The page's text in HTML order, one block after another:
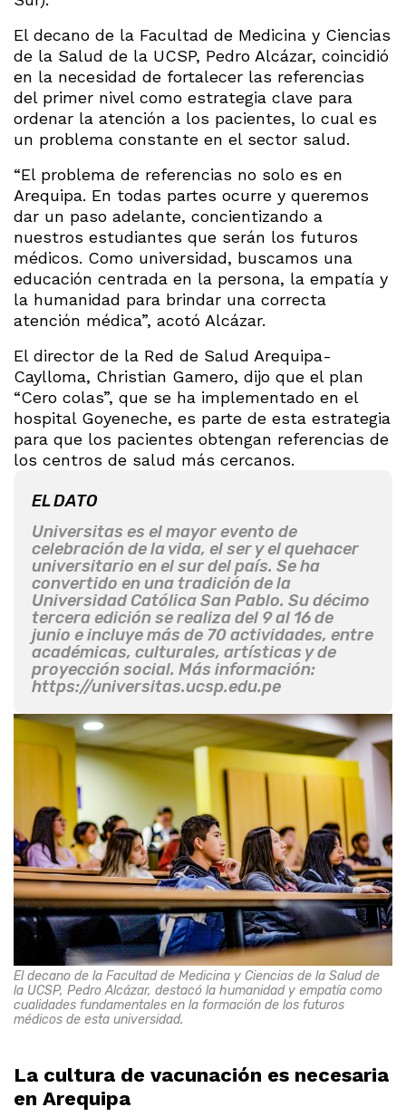
El decano de la Facultad de Medicina y Ciencias
de la Salud de la UCSP, Pedro Alcázar, coincidió
en la necesidad de fortalecer las referencias
del primer nivel como estrategia clave para
ordenar la atención a los pacientes, lo cual es
un problema constante en el sector salud.
“El problema de referencias no solo es en
Arequipa. En todas partes ocurre y queremos
dar un paso adelante, concientizando a
nuestros estudiantes que serán los futuros
médicos. Como universidad, buscamos una
educación centrada en la persona, la empatía y
la humanidad para brindar una correcta
atención médica”, acotó Alcázar.
El director de la Red de Salud Arequipa-
Caylloma, Christian Gamero, dijo que el plan
“Cero colas”, que se ha implementado en el
hospital Goyeneche, es parte de esta estrategia
para que los pacientes obtengan referencias de
los centros de salud más cercanos.
EL DATO
Universitas es el mayor evento de
celebración de la vida, el ser y el quehacer
universitario en el sur del país. Se ha
convertido en una tradición de la
Universidad Católica San Pablo. Su décimo
tercera edición se realiza del 9 al 16 de
junio e incluye más de 70 actividades, entre
académicas, culturales, artísticas y de
proyección social. Más información:
https://universitas.ucsp.edu.pe
El decano de la Facultad de Medicina y Ciencias de la Salud de
la UCSP, Pedro Alcázar, destacó la humanidad y empatía como
cualidades fundamentales en la formación de los futuros
médicos de esta universidad.
La cultura de vacunación es necesaria
en Arequipa